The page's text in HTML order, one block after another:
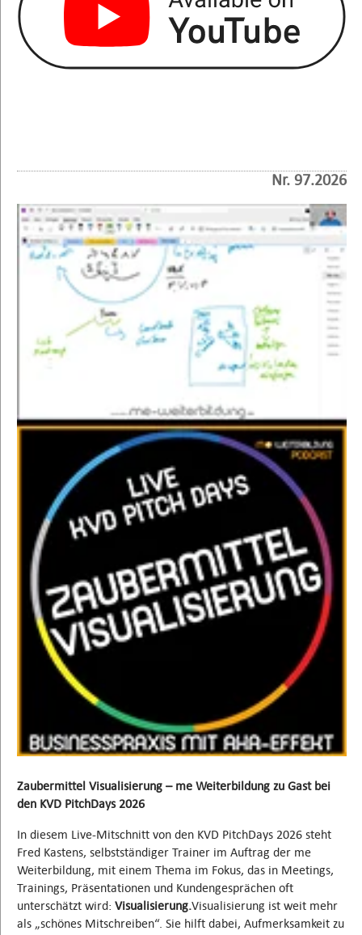
Nr. 97.2026
Zaubermittel Visualisierung – me Weiterbildung zu Gast bei
den KVD PitchDays 2026
In diesem Live-Mitschnitt von den KVD PitchDays 2026 steht
Fred Kastens, selbstständiger Trainer im Auftrag der me
Weiterbildung, mit einem Thema im Fokus, das in Meetings,
Trainings, Präsentationen und Kundengesprächen oft
unterschätzt wird: Visualisierung.Visualisierung ist weit mehr
als „schönes Mitschreiben“. Sie hilft dabei, Aufmerksamkeit zu